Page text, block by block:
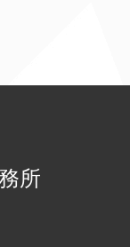
所